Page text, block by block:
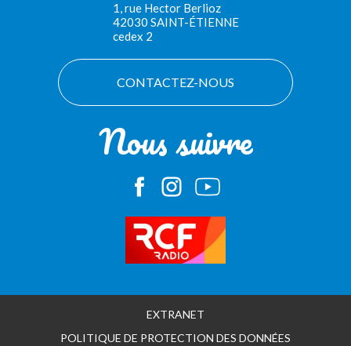
1, rue Hector Berlioz
42030 SAINT-ÉTIENNE
cedex 2
Nous suivre
CONTACTEZ-NOUS
EXTRANET
POLITIQUE DE PROTECTION DES DONNÉES